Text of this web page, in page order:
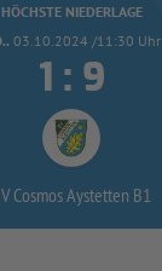
HÖCHSTE NIEDERLAGE
03.10.2024 /11:30 Uhr
 : 
Cosmos Aystetten B1